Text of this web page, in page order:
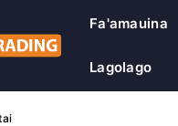
Fa'amauina
Lagolago